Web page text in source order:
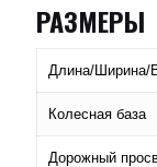
РАЗМЕРЫ
Длина/Ширина/
Колесная база
Дорожный